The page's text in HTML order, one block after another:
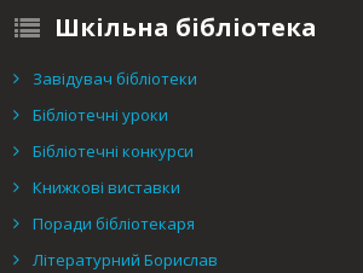
Шкільна бібліотека
Завідувач бібліотеки
Бібліотечні уроки
Бібліотечні конкурси
Книжкові виставки
Поради бібліотекаря
Літературний Борислав